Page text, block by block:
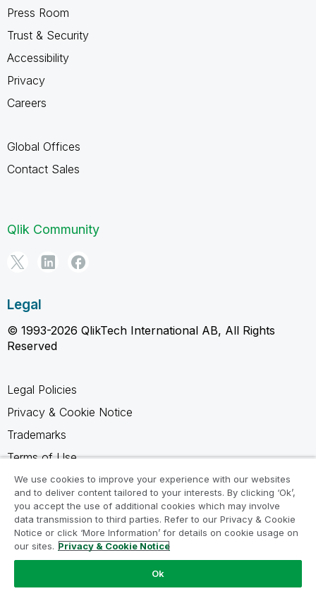
Press Room
Trust & Security
Accessibility
Privacy
Careers
Global Offices
Contact Sales
Qlik Community
Legal
© 1993-2026 QlikTech International AB, All Rights
Reserved
Legal Policies
Privacy & Cookie Notice
Trademarks
Terms of Use
Legal Agreements
Product Terms
Do not share my info
We use cookies to improve your experience with our websites
and to deliver content tailored to your interests. By clicking ‘Ok’,
you accept the use of additional cookies which may involve
data transmission to third parties. Refer to our Privacy & Cookie
Notice or click ‘More Information’ for details on cookie usage on
our sites. Privacy & Cookie Notice
Ok